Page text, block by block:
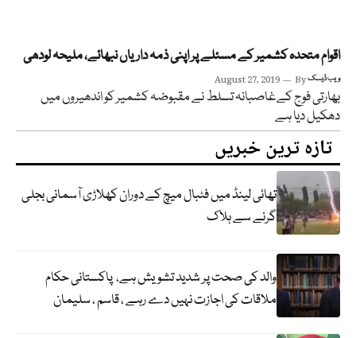
اقوام متحدہ کشمیر کے مسئلے پر اپنی ذمہ داریاں نبھائے، ملیحہ لودھی
August 27, 2019 Byویب ڈیسک
بھارتی فوج کےغاصبانہ تسلط نے مقبوضہ کشمیر کو اندھیروں میں
دھکیل دیا ہے
تازہ ترین خبریں
تھائی لینڈ میں فٹبال میچ کے دوران کھلاڑی آسمانی بجلی
گرنے سے ہلاک
والد کی صحت پر شدید تشویش ہے، پاکستانی حکام
ملاقات کی اجازت نہیں دے رہے ، قاسم ، سلیمان